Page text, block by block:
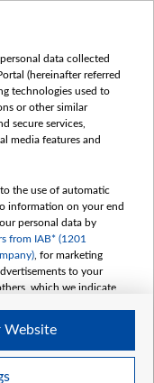
data collected
(hereinafter referred
technologies used to
or other similar
secure services,
media features and
the use of automatic
information on your end
personal data by
from IAB* (1201
, for marketing
to your
which we indicate
w likwidacji are as
Website